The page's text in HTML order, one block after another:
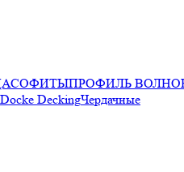
СОФИТЫПРОФИЛЬ
DeckingЧердачные